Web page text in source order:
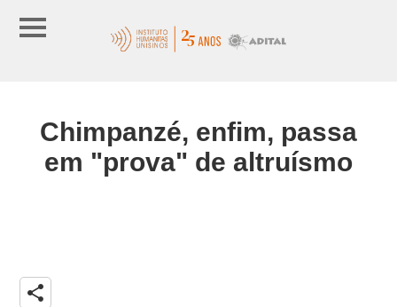
Chimpanzé, enfim, passa
em "prova" de altruísmo
share